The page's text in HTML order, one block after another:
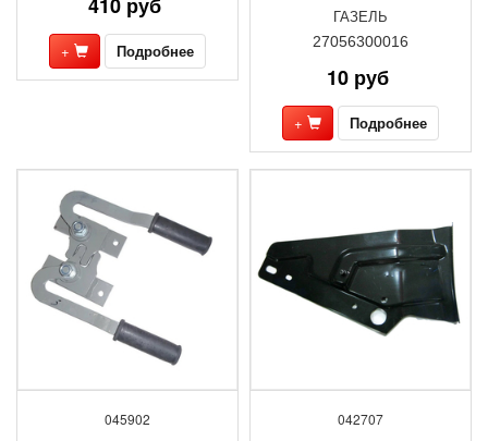
+ Подробнее
ГАЗЕЛЬ
27056300016
10 руб
+ Подробнее
045902 042707